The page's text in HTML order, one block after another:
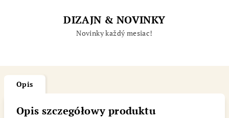
DIZAJN & NOVINKY
Novinky každý mesiac!
Opis
Opis szczegółowy produktu